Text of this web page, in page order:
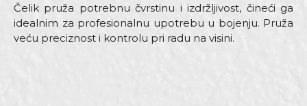
Čelik pruža potrebnu čvrstinu i izdržljivost, čineći ga
idealnim za profesionalnu upotrebu u bojenju. Pruža
veću preciznost i kontrolu pri radu na visini.